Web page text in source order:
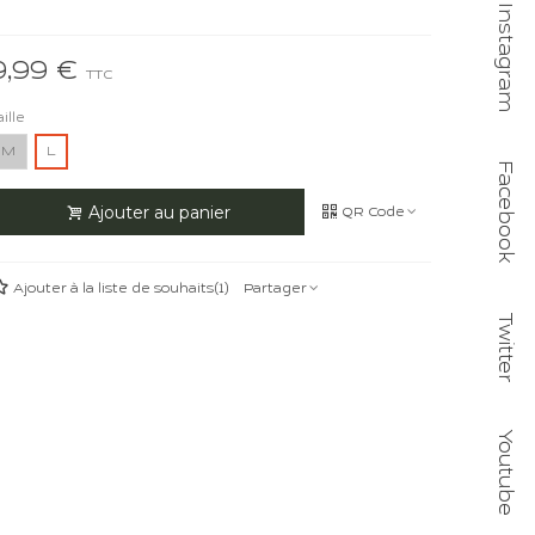
€ TTC
M L
Ajouter au panier QR Code
Ajouter à la liste de souhaits(1) Partager
Instagram
Facebook
Twitter
Youtube